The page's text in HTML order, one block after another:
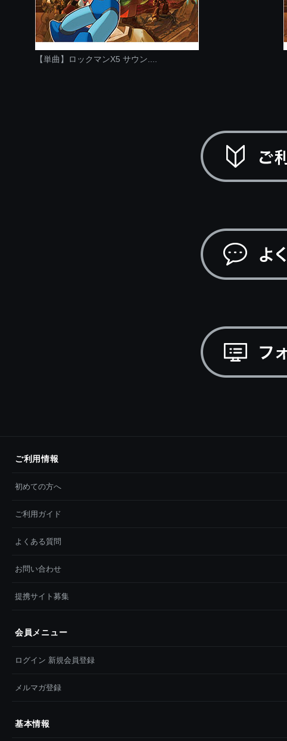
【単曲】ロックマンX5 サウン....
ご利用情報
初めての方へ
ご利用ガイド
よくある質問
お問い合わせ
提携サイト募集
会員メニュー
ログイン 新規会員登録
メルマガ登録
基本情報